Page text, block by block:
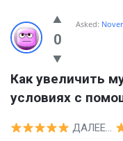
0
Asked:
Как увеличить
условиях с
ДАЛЕЕ…